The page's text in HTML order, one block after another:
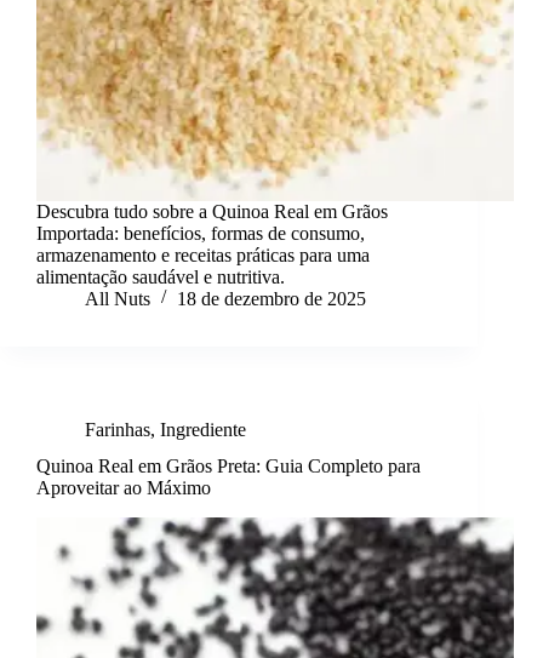
Descubra tudo sobre a Quinoa Real em Grãos
Importada: benefícios, formas de consumo,
armazenamento e receitas práticas para uma
alimentação saudável e nutritiva.
All Nuts
18 de dezembro de 2025
Farinhas, Ingrediente
Quinoa Real em Grãos Preta: Guia Completo para
Aproveitar ao Máximo